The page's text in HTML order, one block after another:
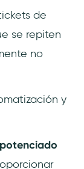
de
se repiten
no
y